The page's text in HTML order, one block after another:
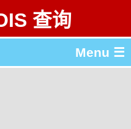
查询
Menu ☰